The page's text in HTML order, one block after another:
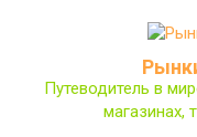
Путеводитель в
магазинах,